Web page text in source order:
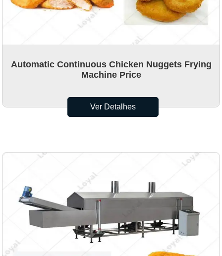
Automatic Continuous Chicken Nuggets Frying
Machine Price
Ver Detalhes